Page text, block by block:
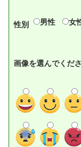
性別 男性 女
画像を選んでくだ